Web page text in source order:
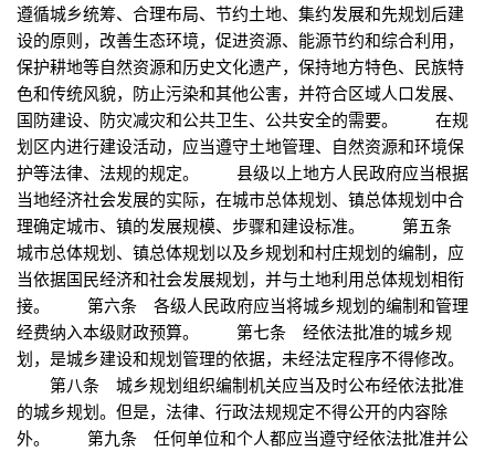
遵循城乡统筹、合理布局、节约土地、集约发展和先规划后建
设的原则，改善生态环境，促进资源、能源节约和综合利用，
保护耕地等自然资源和历史文化遗产，保持地方特色、民族特
色和传统风貌，防止污染和其他公害，并符合区域人口发展、
国防建设、防灾减灾和公共卫生、公共安全的需要。 在规
划区内进行建设活动，应当遵守土地管理、自然资源和环境保
护等法律、法规的规定。 县级以上地方人民政府应当根据
当地经济社会发展的实际，在城市总体规划、镇总体规划中合
理确定城市、镇的发展规模、步骤和建设标准。 第五条
城市总体规划、镇总体规划以及乡规划和村庄规划的编制，应
当依据国民经济和社会发展规划，并与土地利用总体规划相衔
接。 第六条 各级人民政府应当将城乡规划的编制和管理
经费纳入本级财政预算。 第七条 经依法批准的城乡规
划，是城乡建设和规划管理的依据，未经法定程序不得修改。
第八条 城乡规划组织编制机关应当及时公布经依法批准
的城乡规划。但是，法律、行政法规规定不得公开的内容除
外。 第九条 任何单位和个人都应当遵守经依法批准并公